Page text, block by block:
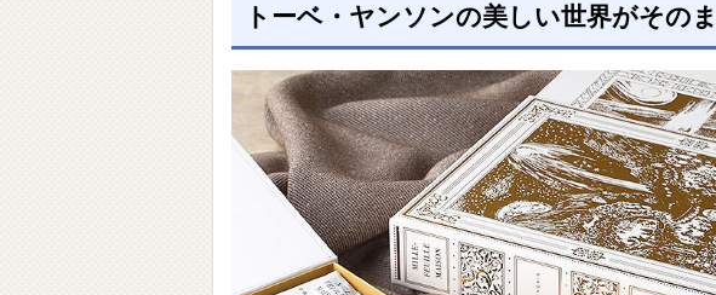
トーベ・ヤンソンの美しい世界がその